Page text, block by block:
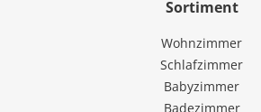
Sortiment
Wohnzimmer
Schlafzimmer
Babyzimmer
Badezimmer